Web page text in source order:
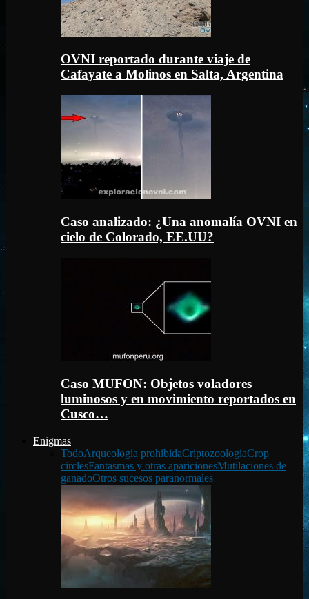
OVNI reportado durante viaje de
Cafayate a Molinos en Salta, Argentina
Caso analizado: ¿Una anomalía OVNI en
cielo de Colorado, EE.UU?
Caso MUFON: Objetos voladores
luminosos y en movimiento reportados en
Cusco…
Enigmas
TodoArqueología prohibidaCriptozoologíaCrop
circlesFantasmas y otras aparicionesMutilaciones de
ganadoOtros sucesos paranormales